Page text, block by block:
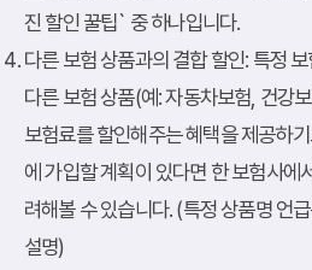
진 할인 꿀팁` 중 하나입니다.
다른 보험 상품과의 결합 할인: 특정
다른 보험 상품(예: 자동차보험, 건강
보험료를 할인해주는 혜택을 제공하
에 가입할 계획이 있다면 한 보험사에
려해볼 수 있습니다. (특정 상품명 언
설명)